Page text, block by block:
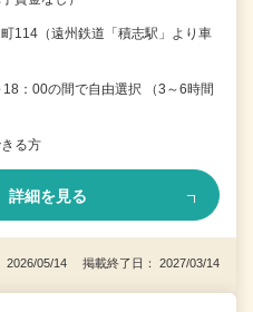
114（遠州鉄道「積志駅」より車
：00の間で自由選択 （3～6時間
る方
詳細を見る
2026/05/14 掲載終了日： 2027/03/14